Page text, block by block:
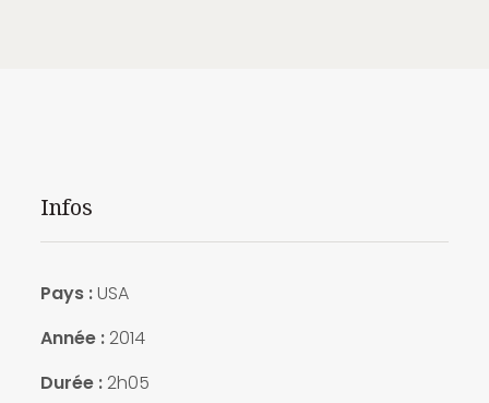
Infos
Pays :USA
Année :2014
Durée :2h05